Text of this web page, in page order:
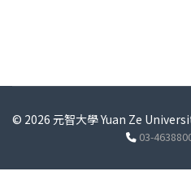
© 2026 元智大學 Yuan Ze
03-